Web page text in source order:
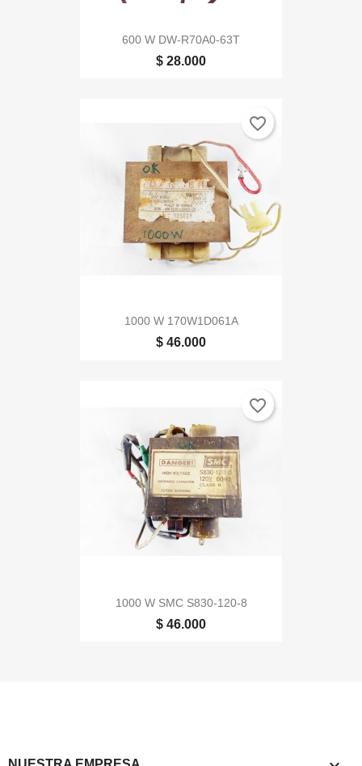
600 W DW-R70A0-63T
$ 28.000
1000 W 170W1D061A
$ 46.000
favorite_border
1000 W SMC S830-120-8
$ 46.000
favorite_border